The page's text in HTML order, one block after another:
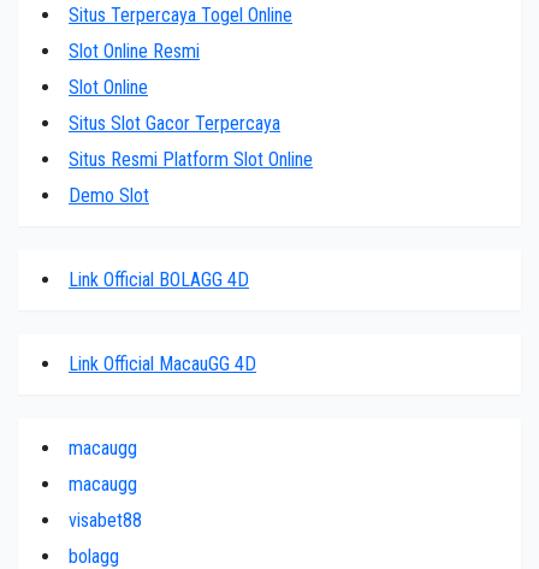
Situs Terpercaya Togel Online
Slot Online Resmi
Slot Online
Situs Slot Gacor Terpercaya
Situs Resmi Platform Slot Online
Demo Slot
Link Official BOLAGG 4D
Link Official MacauGG 4D
macaugg
macaugg
visabet88
bolagg